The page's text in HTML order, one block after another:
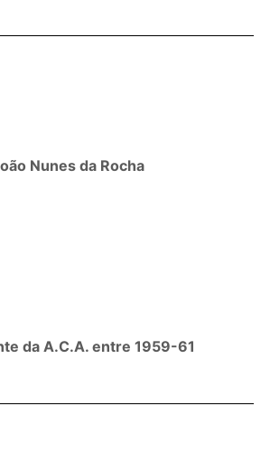
Nunes da Rocha
da A.C.A. entre 1959-61